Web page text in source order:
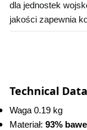
dla jednostek
jakości zapewnia
Technical Data
Waga 0.19 kg
Materiał: 93%